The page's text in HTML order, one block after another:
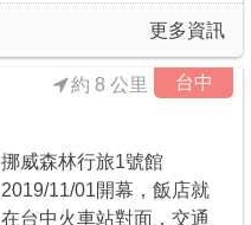
更多資訊
台中
約 8 公里
挪威森林行旅1號館
2019/11/01開幕，飯店就
在台中火車站對面，交通